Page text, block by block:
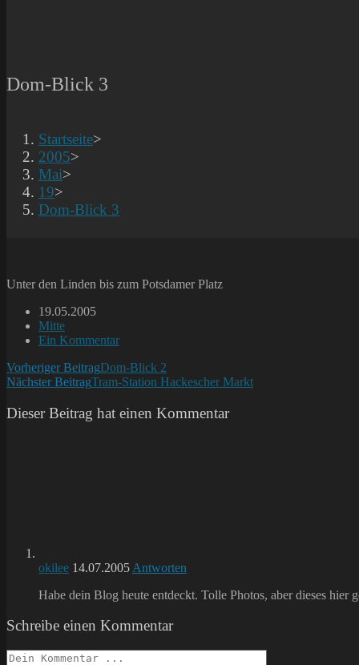
Dom-Blick 3
Startseite>
2005>
Mai>
19>
Dom-Blick 3
Unter den Linden bis zum Potsdamer Platz
Beitrag
veröffentlicht:
19.05.2005
Beitrags-
Kategorie:
Mitte
Beitrags-
Ein Kommentar
Weitere
Artikel
ansehen
Vorheriger BeitragDom-Blick 2
Nächster BeitragTram-Station Hackescher Markt
Dieser Beitrag hat einen Kommentar
okilee 14.07.2005 Antworten
Habe dein Blog heute entdeckt. Tolle Photos, aber dieses hier
Schreibe einen Kommentar
Kommentieren